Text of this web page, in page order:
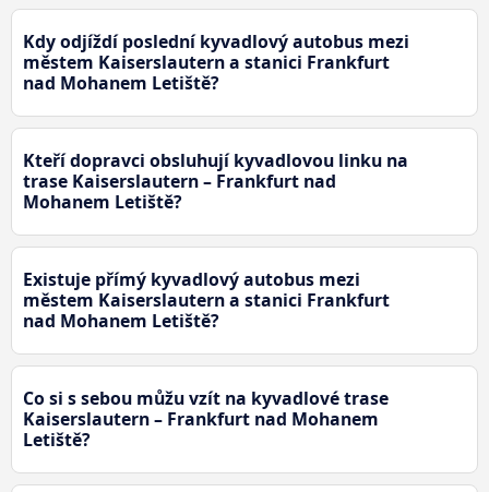
Kdy odjíždí poslední kyvadlový autobus mezi
městem Kaiserslautern a stanici Frankfurt
nad Mohanem Letiště?
Kteří dopravci obsluhují kyvadlovou linku na
trase Kaiserslautern – Frankfurt nad
Mohanem Letiště?
Existuje přímý kyvadlový autobus mezi
městem Kaiserslautern a stanici Frankfurt
nad Mohanem Letiště?
Co si s sebou můžu vzít na kyvadlové trase
Kaiserslautern – Frankfurt nad Mohanem
Letiště?